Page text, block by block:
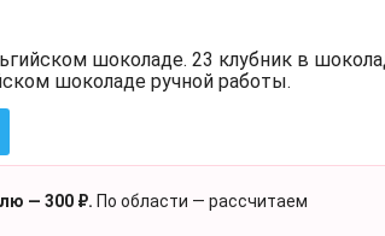
шоколаде. 23 клубник в
шоколаде ручной работы.
— 300 ₽. По области — рассчитаем